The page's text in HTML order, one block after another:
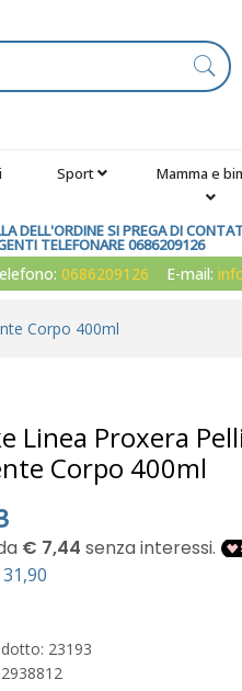
Sport Mamma e
DELL'ORDINE SI PREGA DI
TELEFONARE 0686209126
0686209126 E-mail:
Corpo 400ml
Linea Proxera
Corpo 400ml
23193